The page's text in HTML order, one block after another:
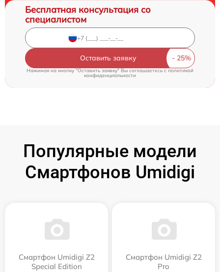
Бесплатная консультация со
специалистом
Оставить заявку
Нажимая на кнопку "Оставить заявку" Вы соглашаетесь c политикой
конфиденциальности
Популярные модели
Смартфонов Umidigi
Смартфон Umidigi Z2
Special Edition
Смартфон Umidigi Z2
Pro